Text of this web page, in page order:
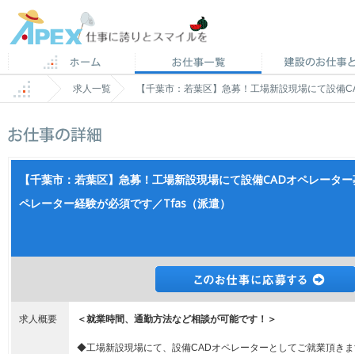
求人一覧 【千葉市：若葉区】急募！工場新設現場にて設
【千葉市：若葉区】急募！工場新設現場にて設備CADオペレータ
ペレーター経験が必須です／Tfas（派遣）
求人概要 ＜就業時間、通勤方法など相談が可能です！＞
◆工場新設現場にて、設備CADオペレーターとしてご就業頂き